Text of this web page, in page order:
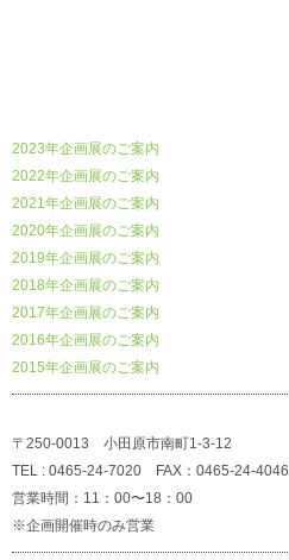
2023年企画展のご案内
2022年企画展のご案内
2021年企画展のご案内
2020年企画展のご案内
2019年企画展のご案内
2018年企画展のご案内
2017年企画展のご案内
2016年企画展のご案内
2015年企画展のご案内
〒250-0013 小田原市南町1-3-12
TEL : 0465-24-7020 FAX：0465-24-4046
営業時間：11：00〜18：00
※企画開催時のみ営業